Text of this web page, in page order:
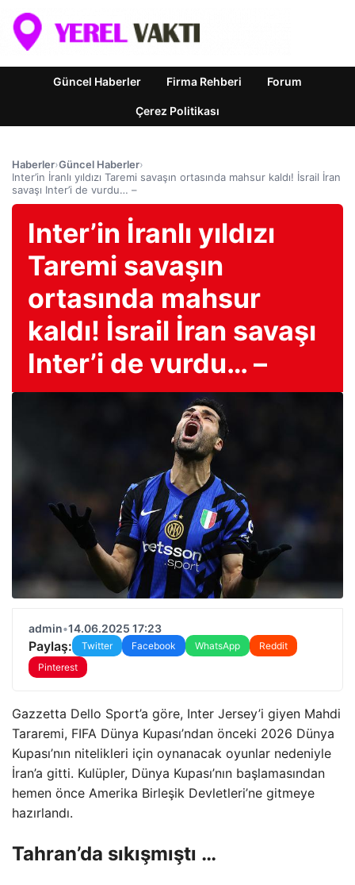
Güncel Haberler Firma Rehberi Forum
Çerez Politikası
Haberler›Güncel Haberler›
Inter’in İranlı yıldızı Taremi savaşın ortasında mahsur kaldı! İsrail İran
savaşı Inter’i de vurdu… –
Inter’in İranlı yıldızı
Taremi savaşın
ortasında mahsur
kaldı! İsrail İran savaşı
Inter’i de vurdu… –
admin•14.06.2025 17:23
Paylaş: Twitter Facebook WhatsApp
Reddit
Pinterest
Gazzetta Dello Sport’a göre, Inter Jersey’i giyen Mahdi
Tararemi, FIFA Dünya Kupası’ndan önceki 2026 Dünya
Kupası’nın nitelikleri için oynanacak oyunlar nedeniyle
İran’a gitti. Kulüpler, Dünya Kupası’nın başlamasından
hemen önce Amerika Birleşik Devletleri’ne gitmeye
hazırlandı.
Tahran’da sıkışmıştı …